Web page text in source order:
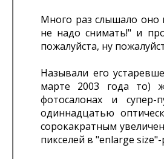
Много раз слышало оно
не надо снимать!" и
пожалуйста, ну
Называли его
марте 2003 года то)
фотосалонах и супер-
одиннадцатью
сорокакратным
пикселей в "enlarge